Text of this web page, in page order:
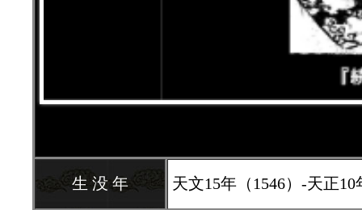
生 没 年 天文15年（1546）-天正10